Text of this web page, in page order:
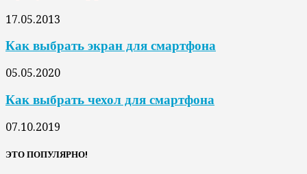
17.05.2013
Как выбрать экран для смартфона
05.05.2020
Как выбрать чехол для смартфона
07.10.2019
ЭТО ПОПУЛЯРНО!